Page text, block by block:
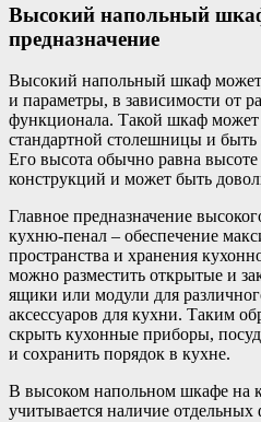
Высокий напольный
предназначение
Высокий напольный шкаф может
и параметры, в зависимости от
функционала. Такой шкаф
стандартной столешницы и
Его высота обычно равна
конструкций и может быть
Главное предназначение
кухню-пенал – обеспечение
пространства и хранения
можно разместить открытые и
ящики или модули для
аксессуаров для кухни. Таким
скрыть кухонные приборы,
и сохранить порядок в кухне.
В высоком напольном шкафе на
учитывается наличие